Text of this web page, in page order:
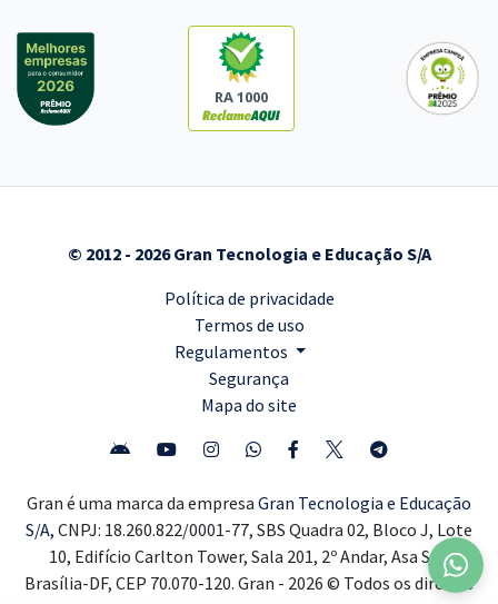
RA 1000
© 2012 - 2026 Gran Tecnologia e Educação S/A
Política de privacidade
Termos de uso
Regulamentos
Segurança
Mapa do site
Gran é uma marca da empresa Gran Tecnologia e Educação
S/A, CNPJ: 18.260.822/0001-77, SBS Quadra 02, Bloco J, Lote
10, Edifício Carlton Tower, Sala 201, 2º Andar, Asa Sul,
Brasília-DF, CEP 70.070-120. Gran - 2026 © Todos os direitos